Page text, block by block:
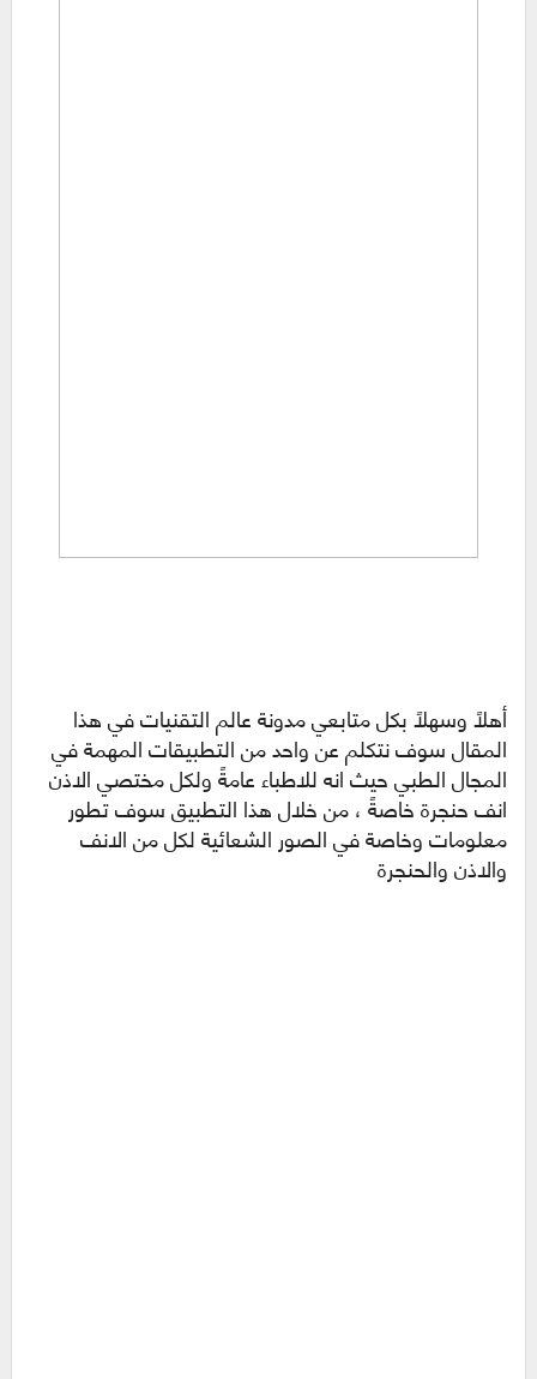
أهلاً وسهلاً بكل متابعي مدونة عالم التقنيات في هذا
المقال سوف نتكلم عن واحد من التطبيقات المهمة في
المجال الطبي حيث انه للاطباء عامةً ولكل مختصي الاذن
انف حنجرة خاصةً ، من خلال هذا التطبيق سوف تطور
معلومات وخاصة في الصور الشعائية لكل من الانف
والاذن والحنجرة